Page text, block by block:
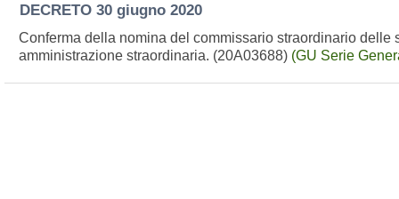
DECRETO 30 giugno 2020
Conferma della nomina del commissario straordinario delle
amministrazione straordinaria. (20A03688) (GU Serie